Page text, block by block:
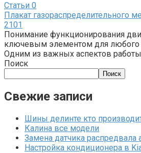
Статьи 0
Плакат газораспределительного
2101
Понимание функционирования
ключевым элементом для любого
Одним из важных аспектов работы
Поиск
Поиск
Свежие записи
Шины делинте кто
Калина все модели
Замена датчика распредвала
Настройка кондиционера в